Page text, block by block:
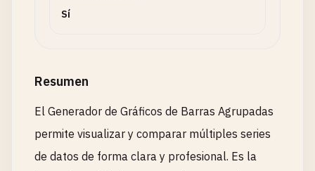
Sí
Resumen
El Generador de Gráficos de Barras Agrupadas
permite visualizar y comparar múltiples series
de datos de forma clara y profesional. Es la